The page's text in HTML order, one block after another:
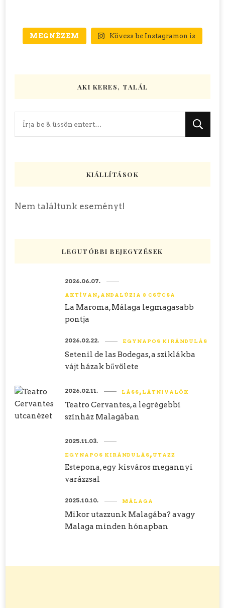
MEGNÉZEM Kövess be Instagramon is
AKI KERES, TALÁL
Keres
KIÁLLÍTÁSOK
Nem találtunk eseményt!
LEGUTÓBBI BEJEGYZÉSEK
AKTÍVAN ANDALÚZIA 8 CSÚCSA
La Maroma, Málaga legmagasabb
pontja
2026.06.07.
EGYNAPOS KIRÁNDULÁS
Setenil de las Bodegas, a sziklákba
vájt házak bűvölete
2026.02.22.
LÁSS LÁTNIVALÓK
Teatro Cervantes, a legrégebbi
színház Malagában
2026.02.11.
EGYNAPOS KIRÁNDULÁS UTAZZ
Estepona, egy kisváros megannyi
varázzsal
2025.11.03.
MÁLAGA
Mikor utazzunk Malagába? avagy
Malaga minden hónapban
2025.10.10.